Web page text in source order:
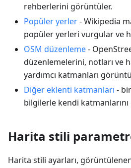
rehberlerini görüntüler.
Popüler yerler- Wikipedia
popüler yerleri vurgular ve
OSM düzenleme-
düzenlemelerini, notları ve
yardımcı katmanları
Diğer eklenti katmanları -
bilgilerle kendi katmanlarını
Harita stili
Harita stili ayarları,